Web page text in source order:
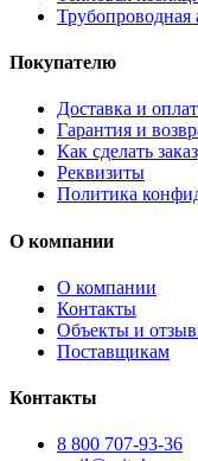
Трубопроводная
Покупателю
Доставка и
Гарантия и
Как сделать заказ
Реквизиты
Политика
О компании
О компании
Контакты
Объекты и
Поставщикам
Контакты
8 800 707-93-36